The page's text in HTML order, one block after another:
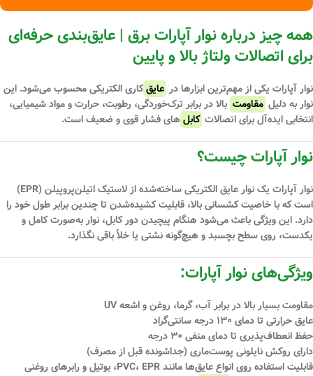
همه چیز درباره نوار آپارات برق | عایق‌بندی حرفه‌ای
برای اتصالات ولتاژ بالا و پایین
نوار آپارات یکی از مهم‌ترین ابزارها در عایق‌کاری الکتریکی محسوب می‌شود. این
نوار به دلیل مقاومت بالا در برابر ترک‌خوردگی، رطوبت، حرارت و مواد شیمیایی،
انتخابی ایده‌آل برای اتصالات کابل ‌های فشار قوی و ضعیف است.
نوار آپارات چیست؟
نوار آپارات یک نوار عایق الکتریکی ساخته‌شده ازلاستیک اتیلن‌پروپیلن (EPR)
است که با خاصیت کشسانی بالا، قابلیت کشیده‌شدن تا چندین برابر طول خود را
دارد. این ویژگی باعث می‌شود هنگام پیچیدن دور کابل، نوار به‌صورت کامل و
یکدست، روی سطح بچسبد و هیچ‌گونه نشتی یا خلأ باقی نگذارد.
ویژگی‌های نوار آپارات:
مقاومت بسیار بالا در برابر آب، گرما، روغن و اشعه UV
عایق حرارتی تا دمای ۱۳۰ درجه سانتی‌گراد
حفظ انعطاف‌پذیری تا دمای منفی ۳۰ درجه
دارای روکش نایلونی پوست‌ماری (جداشونده قبل از مصرف)
قابلیت استفاده روی انواع عایق‌ها مانند PVC، EPR، بوتیل و رابرهای روغنی